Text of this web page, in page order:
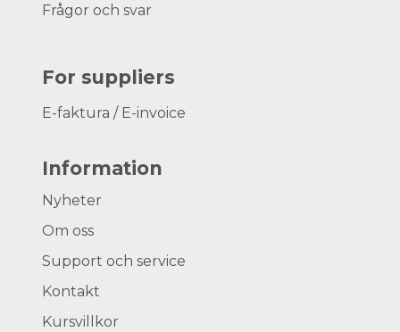
Frågor och svar
For suppliers
E-faktura / E-invoice
Information
Nyheter
Om oss
Support och service
Kontakt
Kursvillkor